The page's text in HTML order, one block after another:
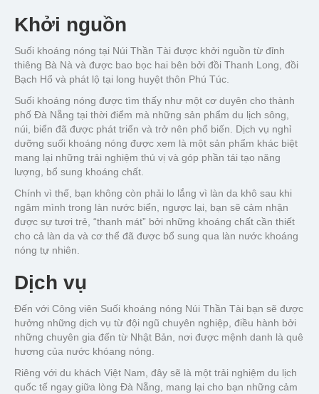
Khởi nguồn
Suối khoáng nóng tại Núi Thần Tài được khởi nguồn từ đỉnh
thiêng Bà Nà và được bao bọc hai bên bởi đồi Thanh Long, đồi
Bạch Hổ và phát lộ tại long huyệt thôn Phú Túc.
Suối khoáng nóng được tìm thấy như một cơ duyên cho thành
phố Đà Nẵng tại thời điểm mà những sản phẩm du lịch sông,
núi, biển đã được phát triển và trở nên phổ biến. Dịch vụ nghỉ
dưỡng suối khoáng nóng được xem là một sản phẩm khác biệt
mang lại những trải nghiệm thú vị và góp phần tái tạo năng
lượng, bổ sung khoáng chất.
Chính vì thế, bạn không còn phải lo lắng vì làn da khô sau khi
ngâm mình trong làn nước biển, ngược lại, bạn sẽ cảm nhận
được sự tươi trẻ, “thanh mát” bởi những khoáng chất cần thiết
cho cả làn da và cơ thể đã được bổ sung qua làn nước khoáng
nóng tự nhiên.
Dịch vụ
Đến với Công viên Suối khoáng nóng Núi Thần Tài bạn sẽ được
hưởng những dịch vụ từ đội ngũ chuyên nghiệp, điều hành bởi
những chuyên gia đến từ Nhật Bản, nơi được mệnh danh là quê
hương của nước khóang nóng.
Riêng với du khách Việt Nam, đây sẽ là một trải nghiệm du lịch
quốc tế ngay giữa lòng Đà Nẵng, mang lại cho bạn những cảm